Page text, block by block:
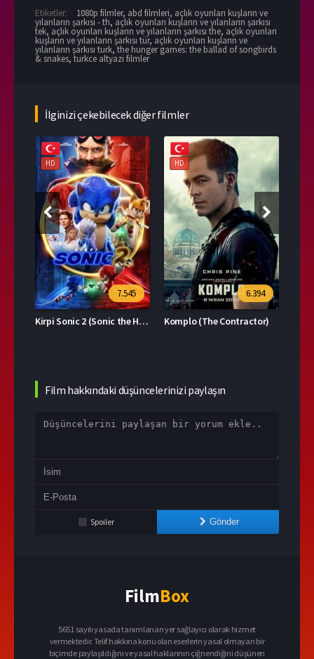
Etiketler: 1080p filmler, abd filmleri, açlık oyunları kuşların ve
yılanların şarkısı - th, açlık oyunları kuşların ve yılanların şarkısı
tek, açlık oyunları kuşların ve yılanların şarkısı the, açlık oyunları
kuşların ve yılanların şarkısı tür, açlık oyunları kuşların ve
yılanların şarkısı turk,the hunger games: the ballad of songbirds
& snakes,turkce altyazi filmler
İlginizi çekebilecek diğer filmler
HD
7.545
Kirpi Sonic 2 (Sonic the Hedgehog 2)
HD
6.394
Komplo (The Contractor)
Film hakkındaki düşüncelerinizi paylaşın
Spoiler Gönder
FilmBox
5651 sayılı yasada tanımlanan yer sağlayıcı olarak hizmet
vermektedir. Telif hakkına konu olan eserlerin yasal olmayan bir
biçimde paylaşıldığını ve yasal haklarının çiğnendiğini düşünen